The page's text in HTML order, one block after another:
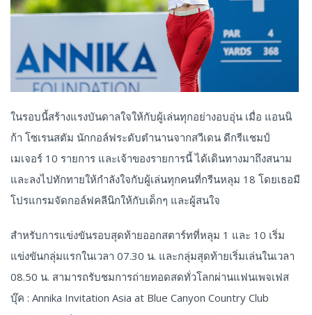
ในรอบนี้สร้างแรงบันดาลใจให้กับผู้เล่นทุกอย่างอบอุ่น เมื่อ แอนนิ
ก้า โซเรนสตัม นักกอล์ฟระดับตำนานจากสวีเดน ดีกรีแชมป์
เมเจอร์ 10 รายการ และเจ้าของรายการนี้ ได้เดินทางมาถึงสนาม
และลงไปทักทายให้กำลังใจกับผู้เล่นทุกคนที่กรีนหลุม 18 โดยเธอมี
โปรแกรมจัดกอล์ฟคลีนิกให้กับเด็กๆ และผู้สนใจ
สำหรับการแข่งขันรอบสุดท้ายออกสตาร์ทที่หลุม 1 และ 10 เริ่ม
แข่งขันกลุ่มแรกในเวลา 07.30 น. และกลุ่มสุดท้ายเริ่มเล่นในเวลา
08.50 น. สามารถรับชมการถ่ายทอดสดทั่วโลกผ่านแฟนเพจเฟส
บุ๊ค : Annika Invitation Asia at Blue Canyon Country Club